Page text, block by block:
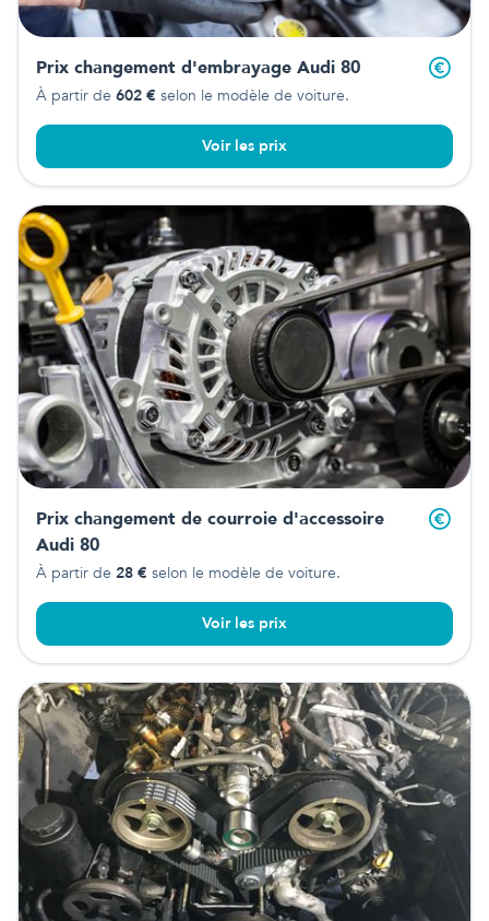
Prix changement d'embrayage Audi 80
À partir de 602 € selon le modèle de voiture.
Voir les prix
Prix changement de courroie d'accessoire
Audi 80
À partir de 28 € selon le modèle de voiture.
Voir les prix